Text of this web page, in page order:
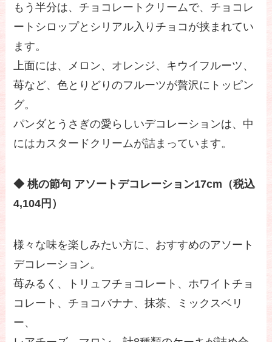
もう半分は、チョコレートクリームで、チョコレ
ートシロップとシリアル入りチョコが挟まれてい
ます。
上面には、メロン、オレンジ、キウイフルーツ、
苺など、色とりどりのフルーツが贅沢にトッピン
グ。
パンダとうさぎの愛らしいデコレーションは、中
にはカスタードクリームが詰まっています。
◆ 桃の節句 アソートデコレーション17cm（税込
4,104円）
様々な味を楽しみたい方に、おすすめのアソート
デコレーション。
苺みるく、トリュフチョコレート、ホワイトチョ
コレート、チョコバナナ、抹茶、ミックスベリ
ー、